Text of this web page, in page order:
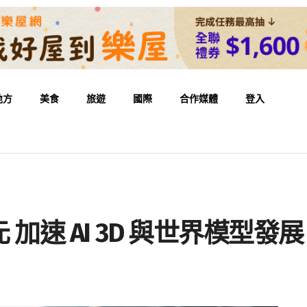
方 美食 旅遊 國際 合作媒體 登入
加速 AI 3D 與世界模型發展